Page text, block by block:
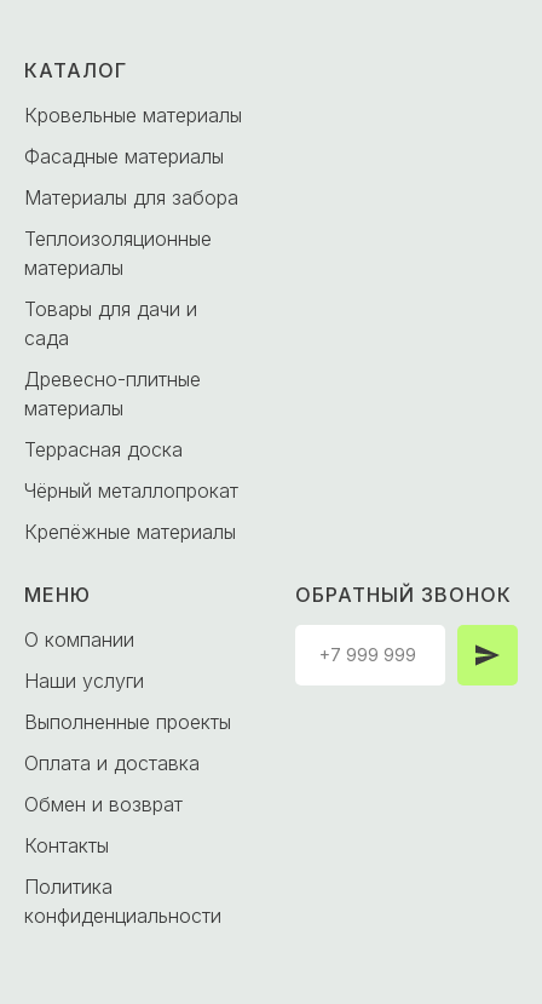
КАТАЛОГ
Кровельные материалы
Фасадные материалы
Материалы для забора
Теплоизоляционные
материалы
Товары для дачи и
сада
Древесно-плитные
материалы
Террасная доска
Чёрный металлопрокат
Крепёжные материалы
МЕНЮ
О компании
Наши услуги
Выполненные проекты
Оплата и доставка
Обмен и возврат
Контакты
Политика
конфиденциальности
ОБРАТНЫЙ ЗВОНОК